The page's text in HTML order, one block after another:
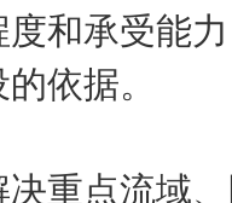
和承受能
依据。
决重点流域